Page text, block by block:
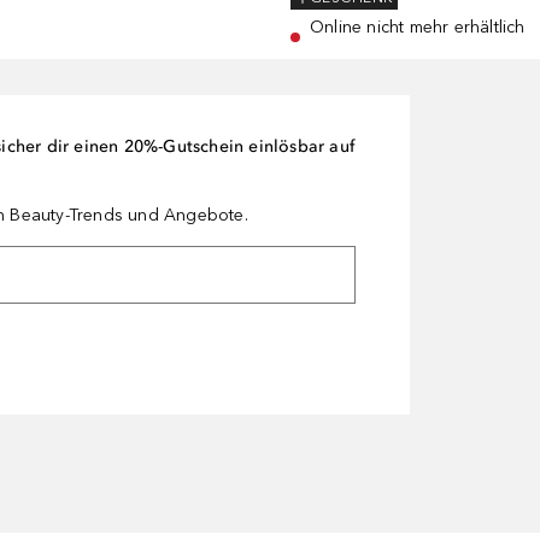
Online nicht mehr erhältlich
dir einen 20%-Gutschein einlösbar auf
Trends und Angebote.